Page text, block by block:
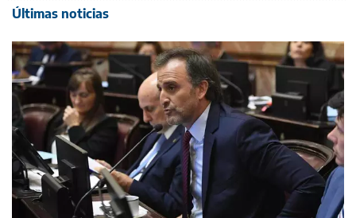
Últimas noticias